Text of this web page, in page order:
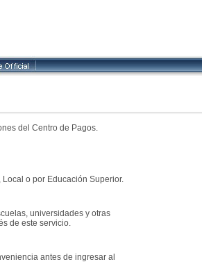
del Centro de Pagos.
o por Educación Superior.
universidades y otras
de este servicio.
antes de ingresar al